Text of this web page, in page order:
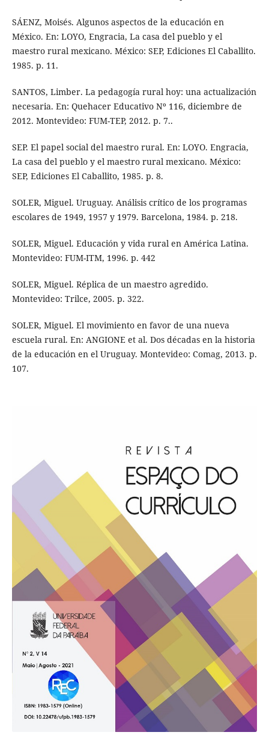
SÁENZ, Moisés. Algunos aspectos de la educación en
México. En: LOYO, Engracia, La casa del pueblo y el
maestro rural mexicano. México: SEP, Ediciones El Caballito.
1985. p. 11.
SANTOS, Limber. La pedagogía rural hoy: una actualización
necesaria. En: Quehacer Educativo Nº 116, diciembre de
2012. Montevideo: FUM-TEP, 2012. p. 7..
SEP. El papel social del maestro rural. En: LOYO. Engracia,
La casa del pueblo y el maestro rural mexicano. México:
SEP, Ediciones El Caballito, 1985. p. 8.
SOLER, Miguel. Uruguay. Análisis crítico de los programas
escolares de 1949, 1957 y 1979. Barcelona, 1984. p. 218.
SOLER, Miguel. Educación y vida rural en América Latina.
Montevideo: FUM-ITM, 1996. p. 442
SOLER, Miguel. Réplica de un maestro agredido.
Montevideo: Trilce, 2005. p. 322.
SOLER, Miguel. El movimiento en favor de una nueva
escuela rural. En: ANGIONE et al. Dos décadas en la historia
de la educación en el Uruguay. Montevideo: Comag, 2013. p.
107.